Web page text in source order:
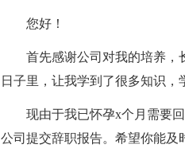
您好！
首先感谢公司对我的培养，
日子里，让我学到了很多知识，
现由于我已怀孕x个月需要
公司提交辞职报告。希望你能及